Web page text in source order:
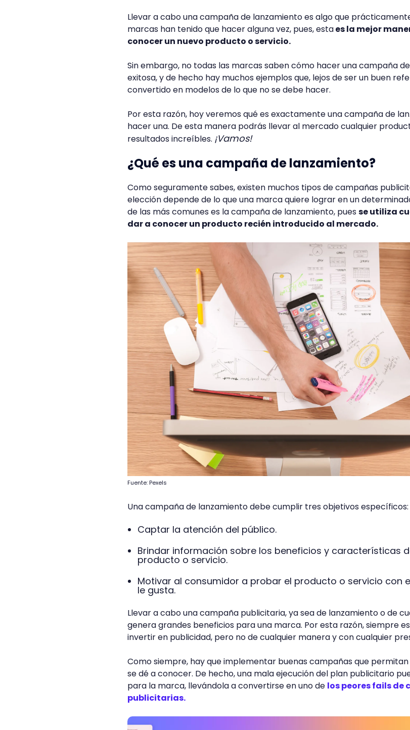
Llevar a cabo una campaña de lanzamiento es algo que
marcas han tenido que hacer alguna vez, pues, estaes la mejor
conocer un nuevo producto o servicio.
Sin embargo, no todas las marcas saben cómo hacer una campaña
exitosa, y de hecho hay muchos ejemplos que, lejos de ser un buen
convertido en modelos de lo que no se debe hacer.
Por esta razón, hoy veremos qué es exactamente una campaña de
hacer una. De esta manera podrás llevar al mercado cualquier
resultados increíbles. ¡Vamos!
¿Qué es una campaña de lanzamiento?
Como seguramente sabes, existen muchos tipos de campañas
elección depende de lo que una marca quiere lograr en un
de las más comunes es la campaña de lanzamiento, puesse utiliza
dar a conocer un producto recién introducido al mercado.
Fuente: Pexels
Una campaña de lanzamiento debe cumplir tres objetivos específicos:
Captar la atención del público.
Brindar información sobre los beneficios y características
producto o servicio.
Motivar al consumidor a probar el producto o servicio con
le gusta.
Llevar a cabo una campaña publicitaria, ya sea de lanzamiento o de
genera grandes beneficios para una marca. Por esta razón, siempre
invertir en publicidad, pero no de cualquier manera y con cualquier
Como siempre, hay que implementar buenas campañas que
se dé a conocer. De hecho, una mala ejecución del plan publicitario
para la marca, llevándola a convertirse en uno de los peores fails de
publicitarias.